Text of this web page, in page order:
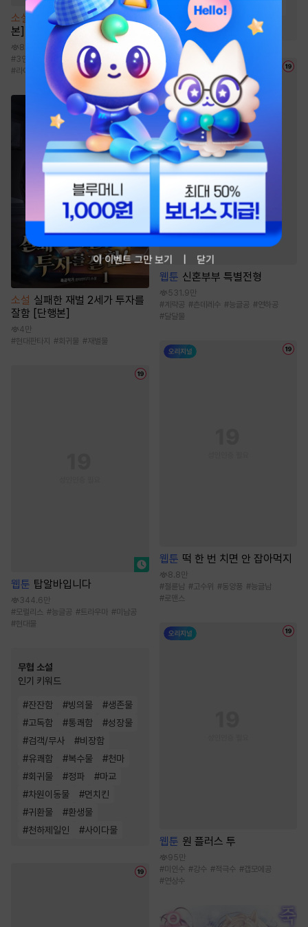
소설
[BL] 작업의 정석 [단행
본]
8.7천
#3인칭시점 까칠공 # 절륜공
#라이벌/앙숙 오해/착각
소설 실패한 재벌 2세가 투자를
잘함 [단행본]
4만
#현대판타지 #회귀물 # 재벌물
웹툰 탑알바입니다
344.6만
#모럴리스 #능글공 #트라우마 #미남공
#현대물
무협 소설
인기 키워드
#잔잔함 #빙의물 #생존물
#고독함 #통쾌함 #성장물
#검객/무사 #비장함
#유쾌함 #복수물 #천마
#회귀물 #정파 #마교
#차원이동물 #먼치킨
#귀환물 #환생물
#천하제일인 #사이다물
시스템 #빙의물
#
생존물 이능력
웹툰 신혼부부 특별전형
531.9만
#계략공 #츤데레수 #능글공 #연하공
#달달물
웹툰 떡 한 번 치면 안 잡아먹지
8.8만
#절륜남 #고수위 #동양풍 #능글남
#로맨스
웹툰 원 플러스 투
95만
#미인수 #강수 #적극수 #갭모에공
#연상수
이 이벤트 그만 보기 닫기